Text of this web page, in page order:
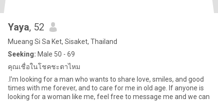
Yaya, 52
Mueang Si Sa Ket, Sisaket, Thailand
Seeking: Male 50 - 69
คุณเชื่อในโชคชะตาไหม
.I'm looking for a man who wants to share love, smiles, and good
times with me forever, and to care for me in old age. If anyone is
looking for a woman like me, feel free to message me and we can